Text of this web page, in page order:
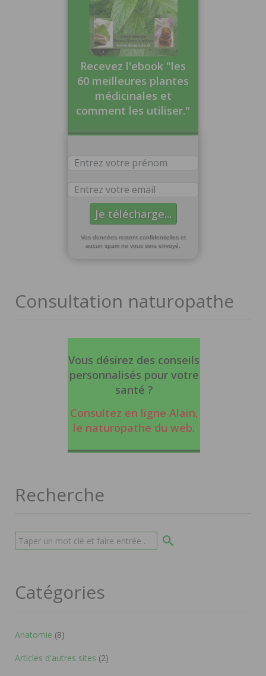
Recevez l'ebook "les
60 meilleures plantes
médicinales et
comment les utiliser."
Vos données restent confidentielles et
aucun spam ne vous sera envoyé.
Consultation naturopathe
Vous désirez des conseils
personnalisés pour votre
santé ?
Consultez en ligne Alain,
le naturopathe du web.
Recherche
Catégories
Anatomie (8)
Articles d'autres sites (2)